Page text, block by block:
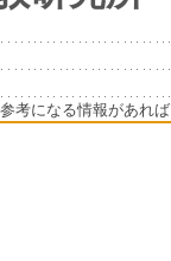
考になる情報があれ